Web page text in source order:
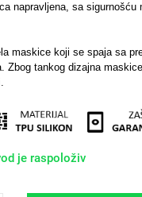
napravljena, sa sigurnošću
maskice koji se spaja sa
Zbog tankog dizajna
je raspoloživ